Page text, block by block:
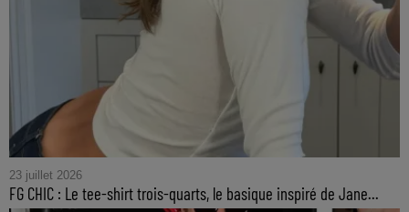
23 juillet 2026
FG CHIC : Le tee-shirt trois-quarts, le basique inspiré de Jane...